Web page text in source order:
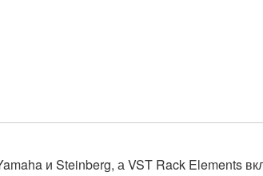
и Steinberg, а VST Rack Elements